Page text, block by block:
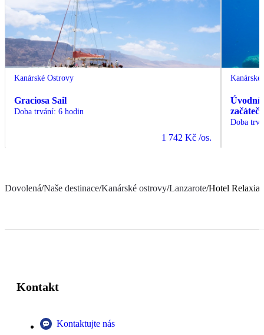
Kanárské Ostrovy
Graciosa Sail
Doba trvání: 6 hodin
1 742 Kč /os.
Úvodní
Doba
Dovolená/Naše destinace/Kanárské ostrovy/Lanzarote/Hotel Relaxia
Kontakt
Kontaktujte nás